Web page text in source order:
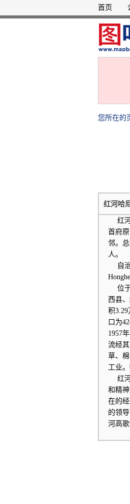
首页
您所在的
红河哈
红河
首府
邻。
人。
自治
位于
西县
积
口为
1957
流经
草、
工业
红河
和精
在的
的领
河高